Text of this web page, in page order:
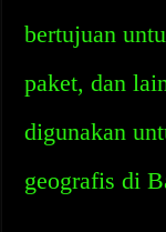
bertujuan
paket, dan
digunakan
geografis di